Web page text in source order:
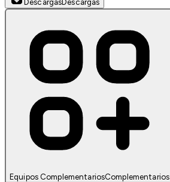
Equipos ComplementariosComplementarios